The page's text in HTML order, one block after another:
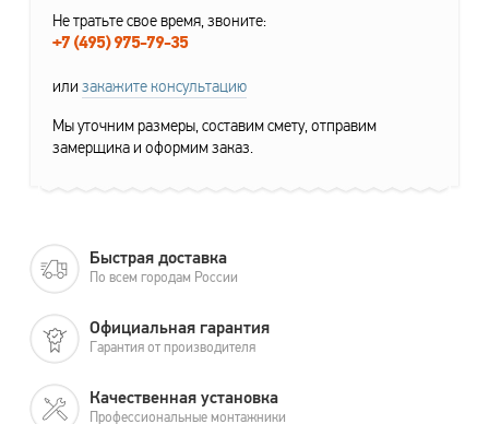
Не тратьте свое время, звоните:
+7 (495) 975-79-35
или закажите консультацию
Мы уточним размеры, составим смету, отправим
замерщика и оформим заказ.
Быстрая доставка
По всем городам России
Официальная гарантия
Гарантия от производителя
Качественная установка
Профессиональные монтажники